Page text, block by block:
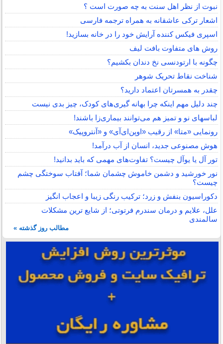
نبوت از نظر اهل سنت به چه صورت است ؟
اشعار ترکی عاشقانه به همراه ترجمه فارسی
اسپری فیکس کننده آرایش خود را در خانه بسازید!
روش های متفاوت بافت لیف
چگونه با ارتودنسی نخ دندان بکشیم؟
شناخت نقاط تحریک شوهر
چقدر به همسرتان اعتماد دارید؟
چند دلیل مهم اینکه چرا بهانه گیری‌های کودک، چیز بدی نیست
لباس‎های نو و تمیز هم می‌توانند بیماری‌زا باشند!
رونمایی «متا» از رقیب «اوپن‌ای‌آی» و «آنتروپیک»
هوش مصنوعی جدید، انسان از آب درآمد!
تور آل یا یوآل چیست؟ تفاوت‌های مهمی که باید بدانید!
نور خورشید و دشمن خاموش چشمان شما؛ آفتاب سوختگی چشم
چیست؟
دکوراسیون بنفش و زرد؛ ترکیب رنگی زیبا و اعجاب انگیز
علل، علایم و درمان سندرم فرتوتی؛ از شایع ترین مشکلات
سالمندی
مطالب روز گذشته »